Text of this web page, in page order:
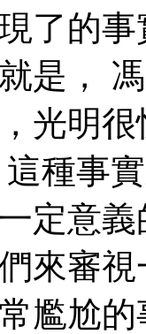
了的
是，
光明
種事
定意
來審視
尷尬